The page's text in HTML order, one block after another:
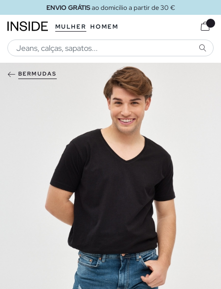
ENVIO GRÁTISao domicílio a partir de 30 €
MULHER HOMEM
BERMUDAS